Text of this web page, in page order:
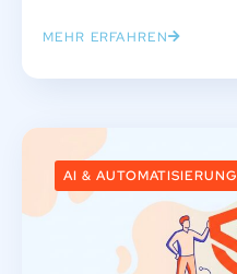
MEHR ERFAHREN
AI & AUTOMATISIERUNG